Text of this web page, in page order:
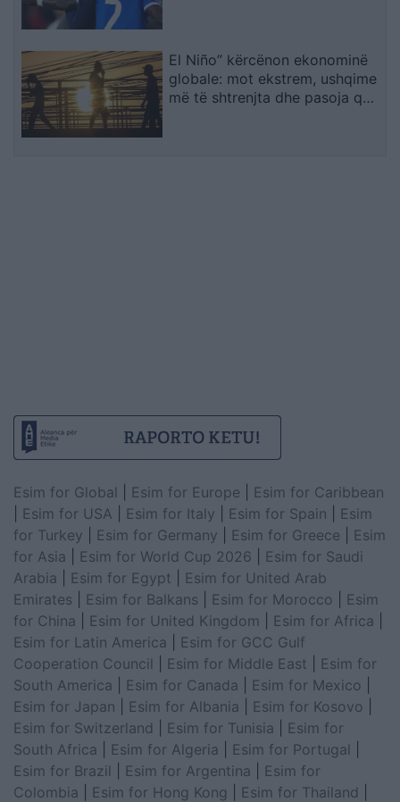
El Niño” kërcënon ekonominë
globale: mot ekstrem, ushqime
më të shtrenjta dhe pasoja që
Esim for Global Esim for Europe
Esim for Caribbean
Esim for USA Esim for Italy Esim for Spain
Esim
for Turkey
Esim for Germany Esim for Greece
Esim
for Asia
Esim for World Cup 2026
Esim for Saudi
Arabia
Esim for Egypt
Esim for United Arab
Emirates
Esim for Balkans Esim for Morocco
Esim
for China
Esim for United Kingdom Esim for Africa
Esim for Latin America
Esim for GCC Gulf
Cooperation Council
Esim for Middle East
Esim for
South America
Esim for Canada Esim for Mexico
Esim for Japan
Esim for Albania Esim for Kosovo
Esim for Switzerland
Esim for Tunisia
Esim for
South Africa
Esim for Algeria Esim for Portugal
Esim for Brazil
Esim for Argentina
Esim for
Colombia
Esim for Hong Kong Esim for Thailand